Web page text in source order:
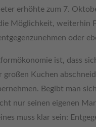
erhöhte zum 7.
Möglichkeit, weiterhin
oder
ist, dass
großen Kuchen
Begibt man
nur seinen eigenen
muss klar sein: